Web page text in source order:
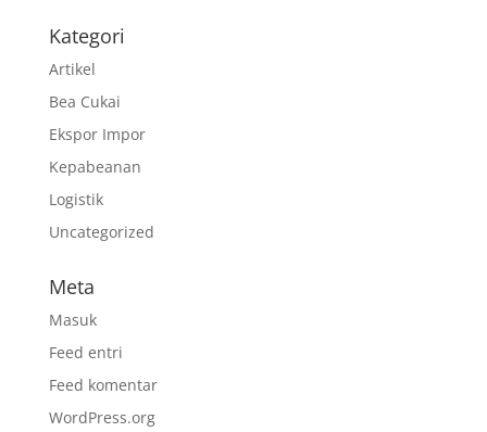
Kategori
Artikel
Bea Cukai
Ekspor Impor
Kepabeanan
Logistik
Uncategorized
Meta
Masuk
Feed entri
Feed komentar
WordPress.org